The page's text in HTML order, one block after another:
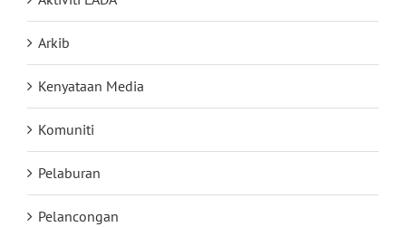
Arkib
Kenyataan Media
Komuniti
Pelaburan
Pelancongan